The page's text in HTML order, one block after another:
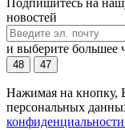
Подпишитесь на
новостей
и выберите большее
48 47
Нажимая на кнопку,
персональных